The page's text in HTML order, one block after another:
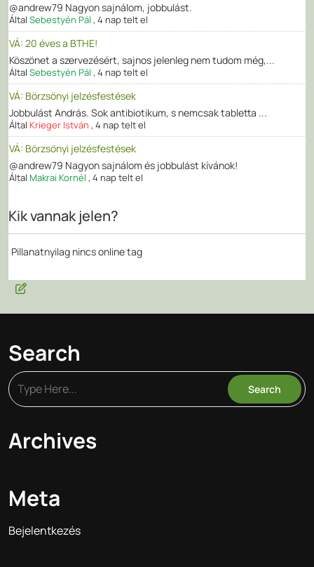
@andrew79 Nagyon sajnálom, jobbulást.
Által Sebestyén Pál , 4 nap telt el
VÁ: 20 éves a BTHE!
Köszönet a szervezésért, sajnos jelenleg nem tudom még,...
Által Sebestyén Pál , 4 nap telt el
VÁ: Börzsönyi jelzésfestések
Jobbulást András. Sok antibiotikum, s nemcsak tabletta ...
Által Krieger István , 4 nap telt el
VÁ: Börzsönyi jelzésfestések
@andrew79 Nagyon sajnálom és jobbulást kívánok!
Által Makrai Kornél , 4 nap telt el
Kik vannak jelen?
Pillanatnyilag nincs online tag
Search
Archives
Meta
Bejelentkezés